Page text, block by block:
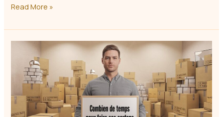
Où
des
Cartons
Déménagement
Gratuits
en
2026
Read More »